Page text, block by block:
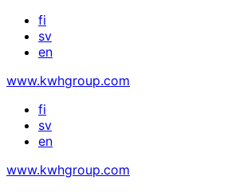
fi
sv
en
www.kwhgroup.com
fi
sv
en
www.kwhgroup.com